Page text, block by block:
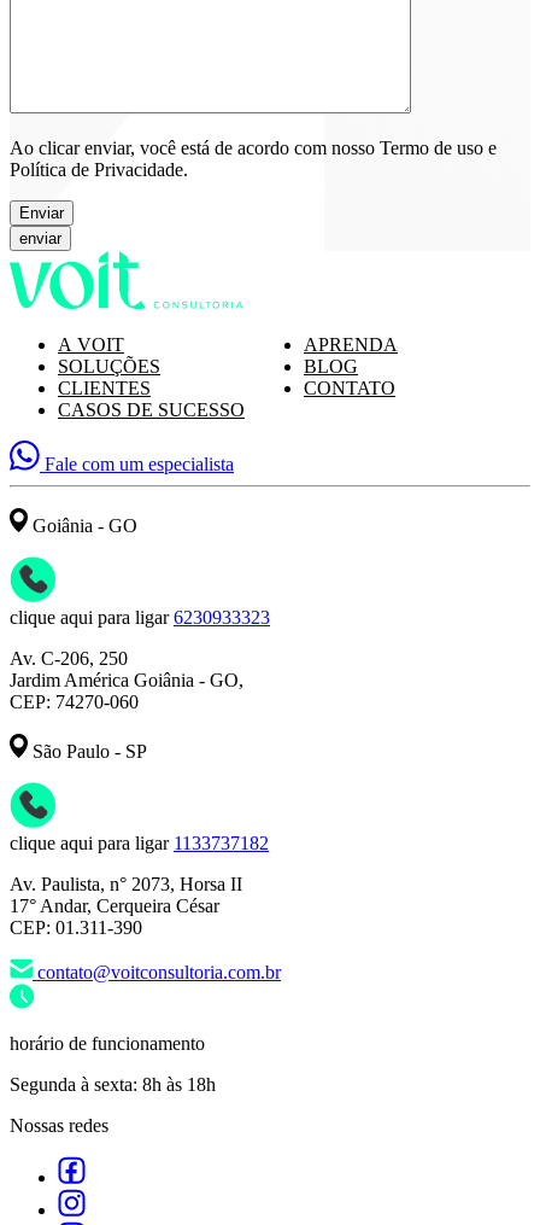
Ao clicar enviar, você está de acordo com nosso Termo de uso e
Política de Privacidade.
Enviar
A VOIT
SOLUÇÕES
CLIENTES
CASOS DE SUCESSO
APRENDA
BLOG
CONTATO
Fale com um especialista
Goiânia - GO
clique aqui para ligar 6230933323
Av. C-206, 250
Jardim América Goiânia - GO,
CEP: 74270-060
São Paulo - SP
clique aqui para ligar 1133737182
Av. Paulista, n° 2073, Horsa II
17° Andar, Cerqueira César
CEP: 01.311-390
contato@voitconsultoria.com.br
horário de funcionamento
Segunda à sexta: 8h às 18h
Nossas redes